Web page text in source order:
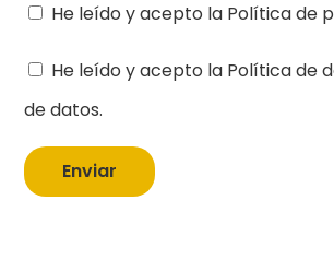
He leído y acepto la Política de
He leído y acepto la Política de
de datos.
Enviar